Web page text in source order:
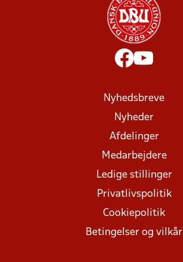
Nyhedsbreve
Nyheder
Afdelinger
Medarbejdere
Ledige stillinger
Privatlivspolitik
Cookiepolitik
Betingelser og vilkår